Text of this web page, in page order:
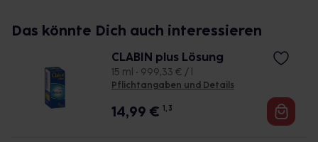
Das könnte Dich auch interessieren
CLABIN plus Lösung
15 ml • 999,33 € / l
Pflichtangaben und Details
14,99 € 1, 3